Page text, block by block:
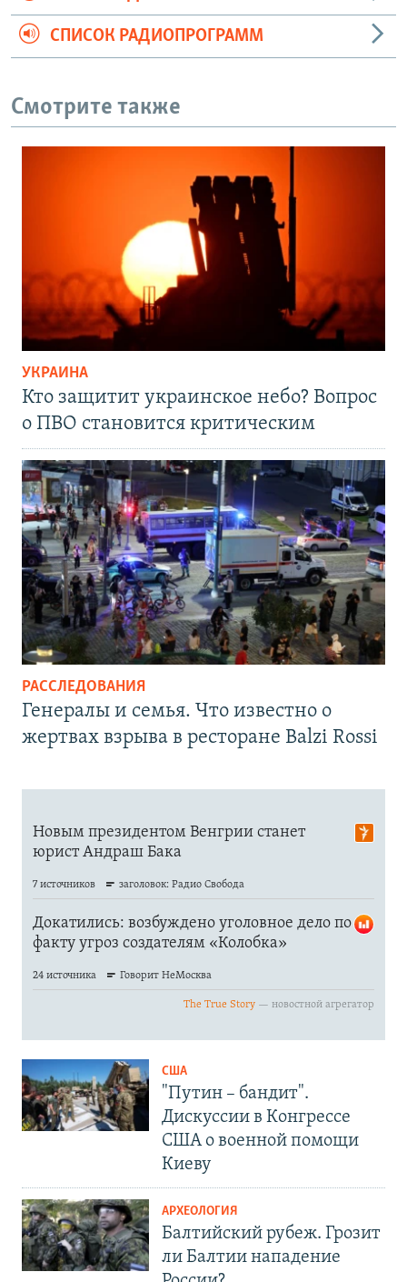
СПИСОК РАДИОПРОГРАММ
Смотрите также
УКРАИНА
Кто защитит украинское небо? Вопрос
о ПВО становится критическим
РАССЛЕДОВАНИЯ
Генералы и семья. Что известно о
жертвах взрыва в ресторане Balzi Rossi
США
"Путин – бандит".
Дискуссии в Конгрессе
США о военной помощи
Киеву
АРХЕОЛОГИЯ
Балтийский рубеж. Грозит
ли Балтии нападение